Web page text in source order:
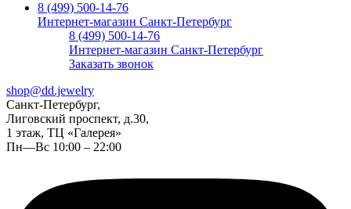
8 (499) 500-14-76
Интернет-магазин Санкт-Петербург
8 (499) 500-14-76
Интернет-магазин Санкт-Петербург
Заказать звонок
shop@dd.jewelry
Санкт-Петербург,
Лиговский проспект, д.30,
1 этаж, ТЦ «Галерея»
Пн—Вс 10:00 – 22:00